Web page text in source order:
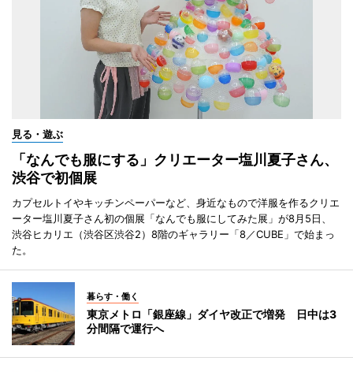
見る・遊ぶ
「なんでも服にする」クリエーター塩川夏子さん、
渋谷で初個展
カプセルトイやキッチンペーパーなど、身近なもので洋服を作るクリエ
ーター塩川夏子さん初の個展「なんでも服にしてみた展」が8月5日、
渋谷ヒカリエ（渋谷区渋谷2）8階のギャラリー「8／CUBE」で始まっ
た。
暮らす・働く
東京メトロ「銀座線」ダイヤ改正で増発 日中は3
分間隔で運行へ